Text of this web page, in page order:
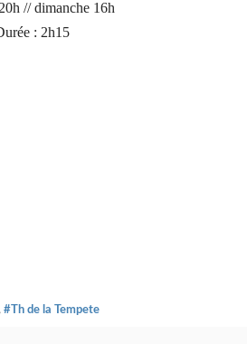
// dimanche 16h
: 2h15
#Th de la Tempete